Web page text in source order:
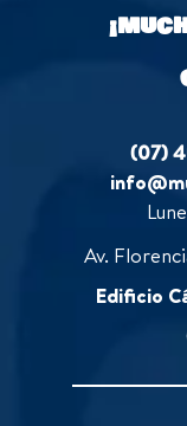
(07)
Av.
Edificio